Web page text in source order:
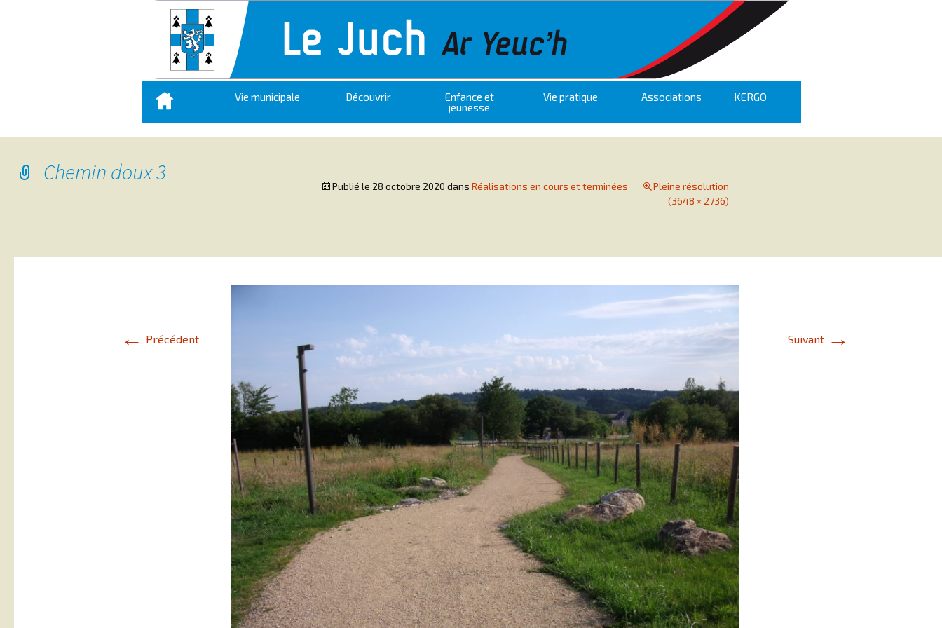
Aller
contenu
principal
Vie municipale Découvrir
Enfance et
jeunesse
Vie pratique Associations KERGO
Chemin doux 3
Publié le 28 octobre 2020 dans Réalisations en cours et terminées
Pleine résolution
(3648 × 2736)
← Précédent Suivant →